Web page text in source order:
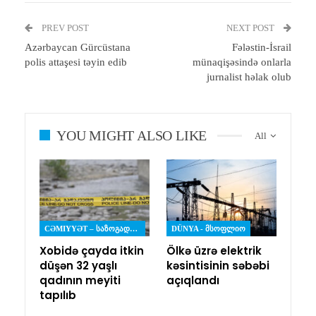
PREV POST
Azərbaycan Gürcüstana
polis attaşesi təyin edib
NEXT POST
Fələstin-İsrail
münaqişəsində onlarla
jurnalist həlak olub
All
YOU MIGHT ALSO LIKE
CƏMIYYƏT – ᲡᲐᲖᲝᲒᲐᲓᲝᲔᲑᲐ
Xobidə çayda itkin
düşən 32 yaşlı
qadının meyiti
tapılıb
DÜNYA - ᲛᲡᲝᲤᲚᲘᲝ
Ölkə üzrə elektrik
kəsintisinin səbəbi
açıqlandı